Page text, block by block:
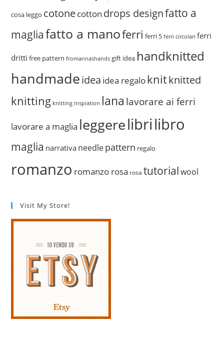
cosa leggo cotonecotton drops designfatto a
magliafatto a manoferri ferri 5 ferri circolari ferri
dritti free pattern fromannashands gift idea handknitted
handmadeidea idea regalo knitknitted
knitting knitting inspiation lana lavorare ai ferri
lavorare a maglia leggerelibrilibro
maglia narrativa needlepattern regalo
romanzo romanzo rosa rosa tutorial wool
Visit My Store!